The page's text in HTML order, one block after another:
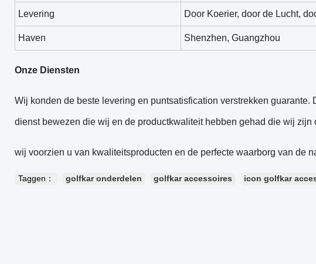
Levering Door Koerier, door de Lucht,
Haven Shenzhen, Guangzhou
Onze Diensten
Wij konden de beste levering en puntsatisfication verstrekken
dienst bewezen die wij en de productkwaliteit hebben gehad die wij
wij voorzien u van kwaliteitsproducten en de perfecte waarborg van de
Taggen： golfkar onderdelen golfkar accessoires icon golfkar